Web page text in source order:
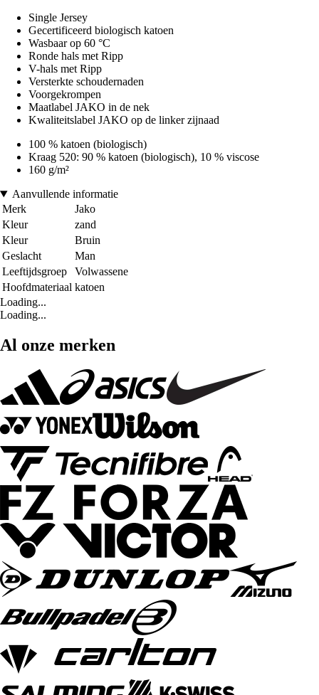
Single Jersey
Gecertificeerd biologisch katoen
Wasbaar op 60 °C
Ronde hals met Ripp
V-hals met Ripp
Versterkte schoudernaden
Voorgekrompen
Maatlabel JAKO in de nek
Kwaliteitslabel JAKO op de linker zijnaad
100 % katoen (biologisch)
Kraag 520: 90 % katoen (biologisch), 10 % viscose
160 g/m²
Aanvullende informatie
Merk
Jako
Kleur
zand
Kleur
Bruin
Geslacht
Man
Leeftijdsgroep
Volwassene
Hoofdmateriaal katoen
Loading...
Loading...
Al onze merken